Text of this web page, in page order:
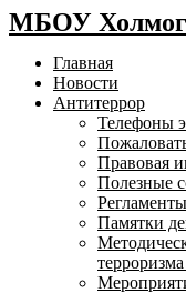
МБОУ
Главная
Новости
Антитеррор
Телефоны
Правовая
Полезные
Памятки